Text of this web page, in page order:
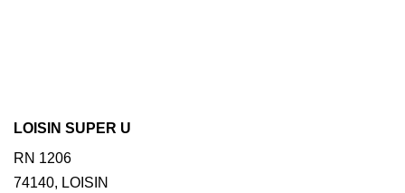
LOISIN SUPER U
RN 1206
74140, LOISIN